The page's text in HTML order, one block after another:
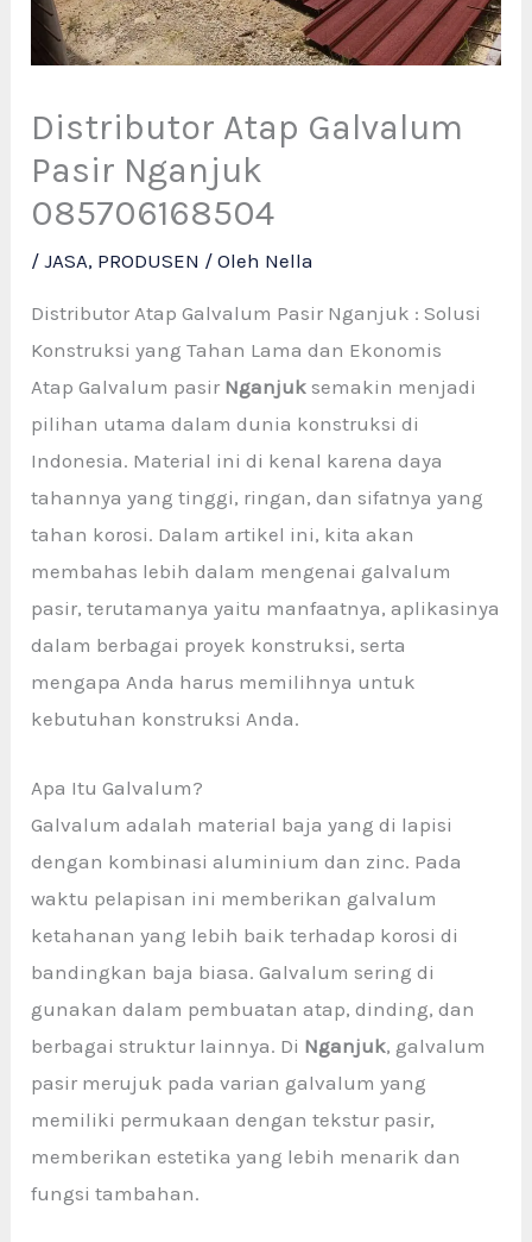
Distributor Atap Galvalum
Pasir Nganjuk
085706168504
/JASA, PRODUSEN / Oleh Nella
Distributor Atap Galvalum Pasir Nganjuk : Solusi
Konstruksi yang Tahan Lama dan Ekonomis
Atap Galvalum pasir Nganjuk semakin menjadi
pilihan utama dalam dunia konstruksi di
Indonesia. Material ini di kenal karena daya
tahannya yang tinggi, ringan, dan sifatnya yang
tahan korosi. Dalam artikel ini, kita akan
membahas lebih dalam mengenai galvalum
pasir, terutamanya yaitu manfaatnya, aplikasinya
dalam berbagai proyek konstruksi, serta
mengapa Anda harus memilihnya untuk
kebutuhan konstruksi Anda.
Apa Itu Galvalum?
Galvalum adalah material baja yang di lapisi
dengan kombinasi aluminium dan zinc. Pada
waktu pelapisan ini memberikan galvalum
ketahanan yang lebih baik terhadap korosi di
bandingkan baja biasa. Galvalum sering di
gunakan dalam pembuatan atap, dinding, dan
berbagai struktur lainnya. Di Nganjuk, galvalum
pasir merujuk pada varian galvalum yang
memiliki permukaan dengan tekstur pasir,
memberikan estetika yang lebih menarik dan
fungsi tambahan.